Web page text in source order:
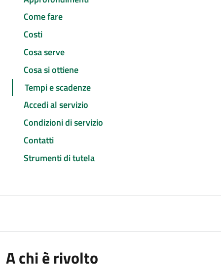
Come fare
Costi
Cosa serve
Cosa si ottiene
Tempi e scadenze
Accedi al servizio
Condizioni di servizio
Contatti
Strumenti di tutela
A chi è rivolto